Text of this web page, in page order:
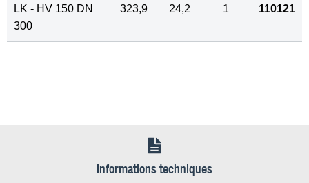
LK - HV 150 DN
300
323,9 24,2 1 110121
Informations techniques